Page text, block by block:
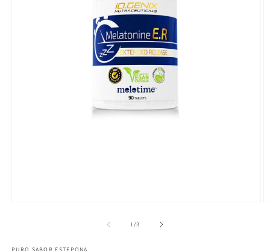
1/de
3